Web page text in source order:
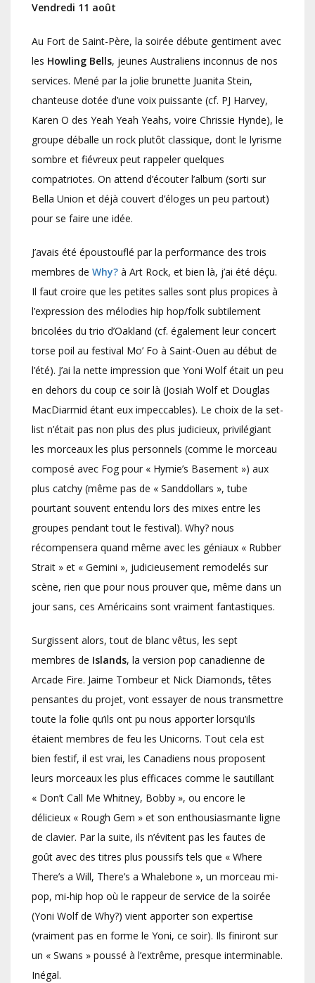
Vendredi 11 août
Au Fort de Saint-Père, la soirée débute gentiment avec
les Howling Bells, jeunes Australiens inconnus de nos
services. Mené par la jolie brunette Juanita Stein,
chanteuse dotée d’une voix puissante (cf. PJ Harvey,
Karen O des Yeah Yeah Yeahs, voire Chrissie Hynde), le
groupe déballe un rock plutôt classique, dont le lyrisme
sombre et fiévreux peut rappeler quelques
compatriotes. On attend d’écouter l’album (sorti sur
Bella Union et déjà couvert d’éloges un peu partout)
pour se faire une idée.
J’avais été époustouflé par la performance des trois
membres de Why? à Art Rock, et bien là, j’ai été déçu.
Il faut croire que les petites salles sont plus propices à
l’expression des mélodies hip hop/folk subtilement
bricolées du trio d’Oakland (cf. également leur concert
torse poil au festival Mo’ Fo à Saint-Ouen au début de
l’été). J’ai la nette impression que Yoni Wolf était un peu
en dehors du coup ce soir là (Josiah Wolf et Douglas
MacDiarmid étant eux impeccables). Le choix de la set-
list n’était pas non plus des plus judicieux, privilégiant
les morceaux les plus personnels (comme le morceau
composé avec Fog pour « Hymie’s Basement ») aux
plus catchy (même pas de « Sanddollars », tube
pourtant souvent entendu lors des mixes entre les
groupes pendant tout le festival). Why? nous
récompensera quand même avec les géniaux « Rubber
Strait » et « Gemini », judicieusement remodelés sur
scène, rien que pour nous prouver que, même dans un
jour sans, ces Américains sont vraiment fantastiques.
Surgissent alors, tout de blanc vêtus, les sept
membres de Islands, la version pop canadienne de
Arcade Fire. Jaime Tombeur et Nick Diamonds, têtes
pensantes du projet, vont essayer de nous transmettre
toute la folie qu’ils ont pu nous apporter lorsqu’ils
étaient membres de feu les Unicorns. Tout cela est
bien festif, il est vrai, les Canadiens nous proposent
leurs morceaux les plus efficaces comme le sautillant
« Don’t Call Me Whitney, Bobby », ou encore le
délicieux « Rough Gem » et son enthousiasmante ligne
de clavier. Par la suite, ils n’évitent pas les fautes de
goût avec des titres plus poussifs tels que « Where
There’s a Will, There’s a Whalebone », un morceau mi-
pop, mi-hip hop où le rappeur de service de la soirée
(Yoni Wolf de Why?) vient apporter son expertise
(vraiment pas en forme le Yoni, ce soir). Ils finiront sur
un « Swans » poussé à l’extrême, presque interminable.
Inégal.